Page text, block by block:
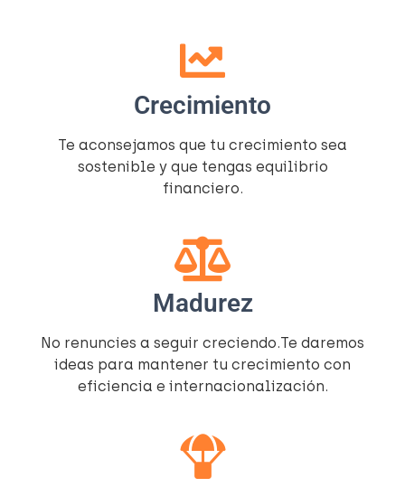
Crecimiento
Te aconsejamos que tu crecimiento sea
sostenible y que tengas equilibrio
financiero.
Madurez
No renuncies a seguir creciendo.Te daremos
ideas para mantener tu crecimiento con
eficiencia e internacionalización.